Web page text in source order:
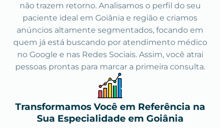
não trazem retorno. Analisamos o perfil do seu
paciente ideal em Goiânia e região e criamos
anúncios altamente segmentados, focando em
quem já está buscando por atendimento médico
no Google e nas Redes Sociais. Assim, você atrai
pessoas prontas para marcar a primeira consulta.
Transformamos Você em Referência na
Sua Especialidade em Goiânia